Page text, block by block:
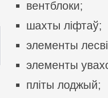
вентблоки;
шахты ліфтаў;
элементы
элементы
пліты лоджый;